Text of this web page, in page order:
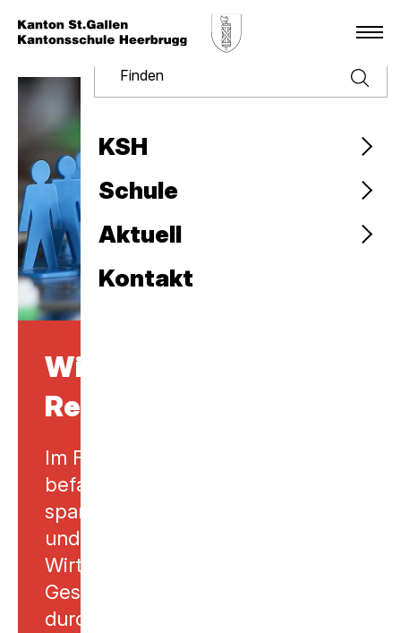
Wirtschaft und
Recht
Im Fach «Wirtschaft und Recht»
befassen wir uns mit den
spannenden, aktuellen Inhalten
und Zusammenhängen in
Wirtschaft, Recht und
Gesellschaft. Es zeichnet sich aus
durch eine grosse fachliche
KSH
Schule
Aktuell
Kontakt